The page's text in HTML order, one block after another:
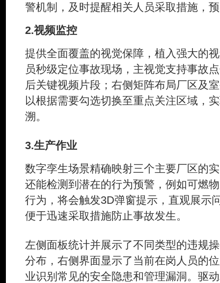
警机制，及时提醒相关人员采取措施，
2.视频监控
提供全面覆盖的视觉保障，植入强大的
员秒级定位事故现场，主视觉支持事故
后关键视频片段；右侧矩阵布局厂区及
以根据需要勾选切换至重点关注区域，
溯。
3.生产作业
数字孪生场景精确映射三个主要厂区的
还能检测到潜在的行为预警，例如可燃
行为，将会触发3D弹窗提示，直观展示
便于迅速采取措施防止事故发生。
左侧面板统计并展示了不同类型的违规
分布，右侧界面显示了当前在岗人员的
业识别常见的安全隐患和管理漏洞。驱